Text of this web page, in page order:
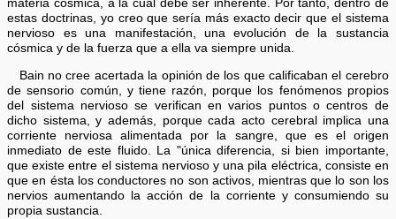
materia cósmica, a la cual debe ser inherente. Por tanto, dentro de
estas doctrinas, yo creo que sería más exacto decir que el sistema
nervioso es una manifestación, una evolución de la sustancia
cósmica y de la fuerza que a ella va siempre unida.
Bain no cree acertada la opinión de los que calificaban el cerebro
de sensorio común, y tiene razón, porque los fenómenos propios
del sistema nervioso se verifican en varios puntos o centros de
dicho sistema, y además, porque cada acto cerebral implica una
corriente nerviosa alimentada por la sangre, que es el origen
inmediato de este fluido. La "única diferencia, si bien importante,
que existe entre el sistema nervioso y una pila eléctrica, consiste en
que en ésta los conductores no son activos, mientras que lo son los
nervios aumentando la acción de la corriente y consumiendo su
propia sustancia.